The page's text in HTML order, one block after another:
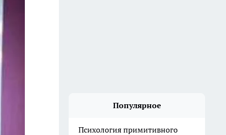
Популярное
Психология примитивного